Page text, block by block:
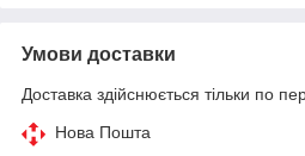
Умови доставки
Доставка здійснюється тільки по
Нова Пошта